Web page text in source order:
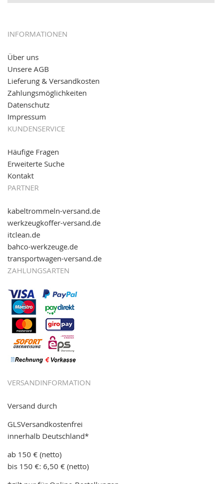
12.01.2017:JETZT NEU- giropay, SOFORT-Überweisung
05.09.2016: NEUE Topseller bei
11.08.2016: Gerade entsteht unser "neuer"
Partnershop
Online-Shop für einfaches Transportieren. Einfach
reinschauen...
INFORMATIONEN
Über uns
Unsere AGB
Lieferung & Versandkosten
Zahlungsmöglichkeiten
Datenschutz
Impressum
KUNDENSERVICE
Häufige Fragen
Erweiterte Suche
Kontakt
PARTNER
kabeltrommeln-versand.de
werkzeugkoffer-versand.de
itclean.de
bahco-werkzeuge.de
transportwagen-versand.de
ZAHLUNGSARTEN
VERSANDINFORMATION
Versand durch
GLSVersandkostenfrei
innerhalb Deutschland*
ab 150 € (netto)
bis 150 €: 6,50 € (netto)